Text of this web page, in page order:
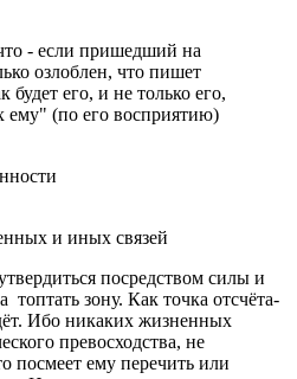
- если пришедший на
озлоблен, что пишет
его, и не только его,
ему" (по его восприятию)
и иных связей
посредством силы и
топтать зону. Как точка отсчёта-
Ибо никаких жизненных
превосходства, не
посмеет ему перечить или